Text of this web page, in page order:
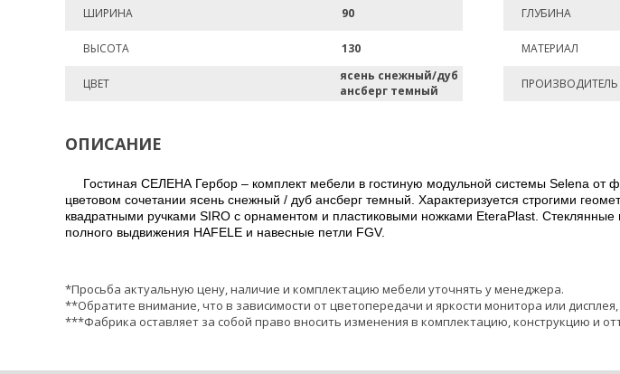
ШИРИНА 90 ГЛУБИНА
ВЫСОТА 130 МАТЕРИАЛ
ЦВЕТ
ясень снежный/дуб
ансберг темный
ПРОИЗВОДИТЕЛЬ
ОПИСАНИЕ
Гостиная СЕЛЕНА Гербор – комплект мебели в гостиную модульной системы Selena
цветовом сочетании ясень снежный / дуб ансберг темный. Характеризуется строгими
квадратными ручками SIRO с орнаментом и пластиковыми ножками EteraPlast.
полного выдвижения HAFELE и навесные петли FGV.
*Просьба актуальную цену, наличие и комплектацию мебели уточнять у менеджера.
**Обратите внимание, что в зависимости от цветопередачи и яркости монитора или
***Фабрика оставляет за собой право вносить изменения в комплектацию, конструкцию и